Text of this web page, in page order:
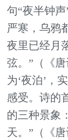
句“夜半钟
严寒，乌鸦
夜里已经月
弦。”（《
为‘夜泊’，
感受。诗的
的三种景象
天。”（《